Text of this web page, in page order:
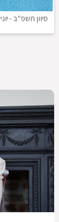
סיוון תשפ"ב-יוני 2022